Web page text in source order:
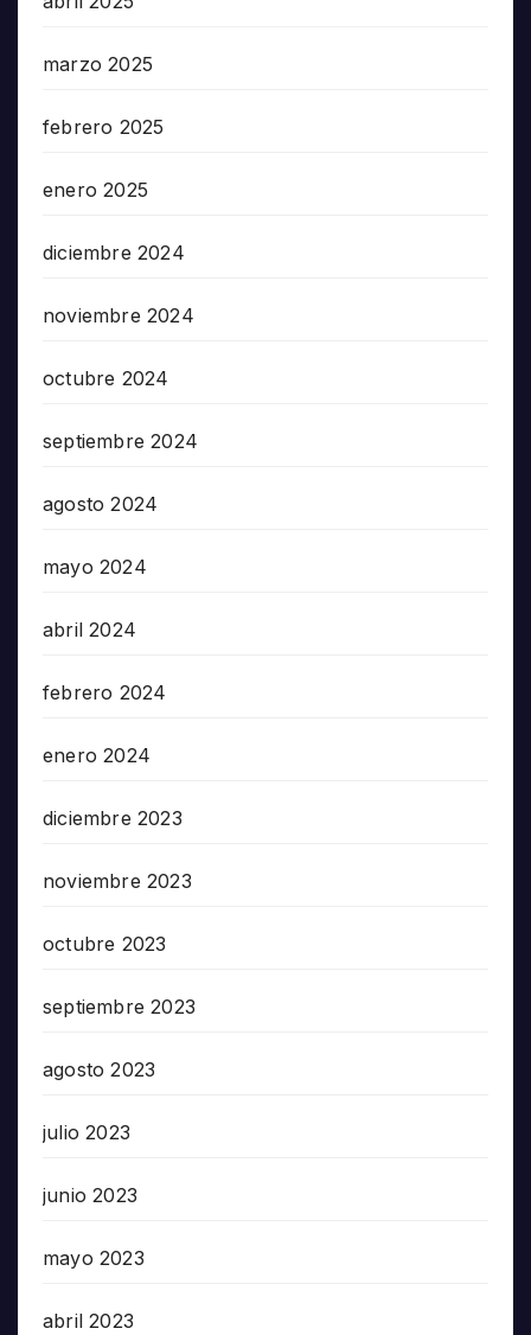
marzo 2025
febrero 2025
enero 2025
diciembre 2024
noviembre 2024
octubre 2024
septiembre 2024
agosto 2024
mayo 2024
abril 2024
febrero 2024
enero 2024
diciembre 2023
noviembre 2023
octubre 2023
septiembre 2023
agosto 2023
julio 2023
junio 2023
mayo 2023
abril 2023